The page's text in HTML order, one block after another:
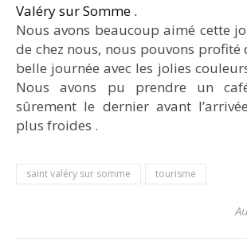
Valéry sur Somme .
Nous avons beaucoup aimé cette
de chez nous, nous pouvons
belle journée avec les jolies
Nous avons pu prendre un
sûrement le dernier avant
plus froides .
saint valéry sur somme tourisme